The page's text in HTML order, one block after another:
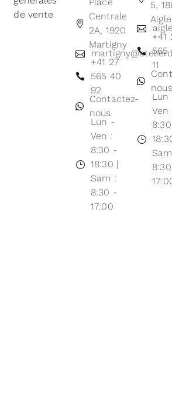
de vente
Centrale
2A, 1920
Martigny
+41 27
565 40
92
Contactez-
nous
Lun -
Ven :
8:30 -
18:30 |
Sam :
8:30 -
17:00
5,
Aigle
+41
565
11
nous
Lun
Ven